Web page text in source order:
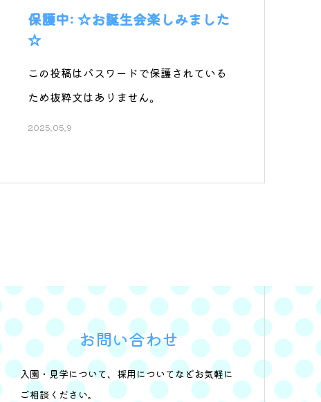
保護中: ☆お誕生会楽しみました
☆
この投稿はパスワードで保護されている
ため抜粋文はありません。
2025.05.9
お問い合わせ
入園・見学について、採用についてなどお気軽に
ご相談ください。